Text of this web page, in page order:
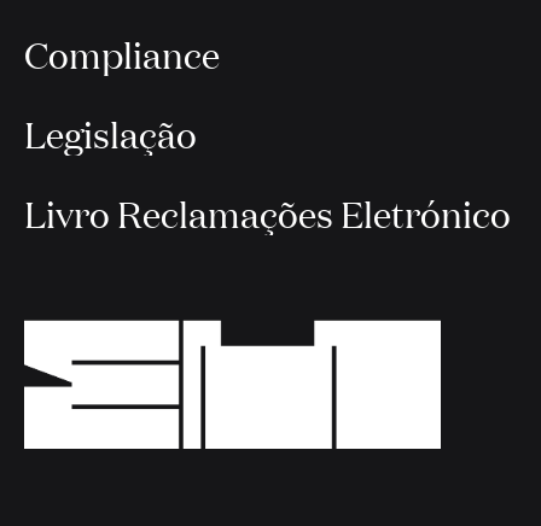
Compliance
Legislação
Livro Reclamações Eletrónico